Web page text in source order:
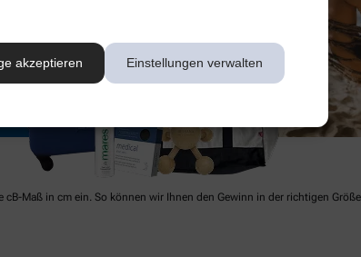
akzeptieren Einstellungen verwalten
Maß in cm ein. So können wir Ihnen den Gewinn in der richtigen